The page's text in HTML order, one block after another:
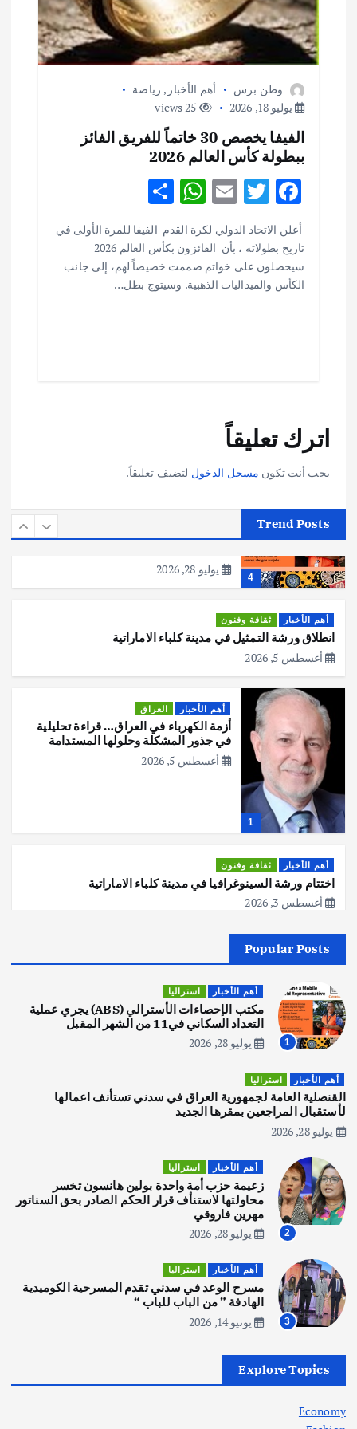
وطن برس أهم الأخبار , رياضة
يوليو 18, 2026
الفيفا يخصص 30 خاتماً للفريق الفائز
ببطولة كأس العالم 2026
F
ac
e
b
o
T
w
it
te
r
E
m
ai
l
W
at
s
A
S
h
ar
e
أعلن الاتحاد الدولي لكرة القدم الفيفا للمرة الأولى في
تاريخ بطولاته ، بأن الفائزون بكأس العالم 2026
سيحصلون على خواتم صممت خصيصاً لهم، إلى جانب
الكأس والميداليات الذهبية. وسيتوج بطل…
اترك تعليقاً
يجب أنت تكون مسجل الدخول لتضيف تعليقاً.
Trend Posts
أهم الأخبار ثقافة وفنون
اختتام ورشة السينوغرافيا في مدينة كلباء الاماراتية
أغسطس 3, 2026
هوي آن… مدينة الفوانيس وسحر التاريخ
4
مكتب الإحصاءات الأسترالي (ABS) يجري
عملية التعداد السكاني في11 من الشهر
يوليو 28, 2026
أهم الأخبار ثقافة وفنون
انطلاق ورشة التمثيل في مدينة كلباء الاماراتية
أغسطس 5, 2026
1
أهم الأخبار العراق
أزمة الكهرباء في العراق… قراءة تحليلية
في جذور المشكلة وحلولها المستدامة
أغسطس 5, 2026
أهم الأخبار ثقافة وفنون
اختتام ورشة السينوغرافيا في مدينة كلباء الاماراتية
أغسطس 3, 2026
2
اصبح بطلاً لأستراليا بلعبة كمال الاجسام
يوليو 30, 2026
3
يوليو 30, 2026
4
المقبل
يوليو 28, 2026
أهم الأخبار ثقافة وفنون
انطلاق ورشة التمثيل في مدينة كلباء الاماراتية
أغسطس 5, 2026
في جذور المشكلة وحلولها المستدامة
Popular Posts
1
أهم الأخبار استراليا
مكتب الإحصاءات الأسترالي (ABS) يجري عملية
التعداد السكاني في11 من الشهر المقبل
يوليو 28, 2026
أهم الأخبار استراليا
القنصلية العامة لجمهورية العراق في سدني تستأنف اعمالها
لأستقبال المراجعين بمقرها الجديد
يوليو 28, 2026
2
أهم الأخبار استراليا
زعيمة حزب أمة واحدة بولين هانسون تخسر
محاولتها لاستنأف قرار الحكم الصادر بحق السناتور
مهرين فاروقي
يوليو 28, 2026
3
أهم الأخبار استراليا
مسرح الوعد في سدني تقدم المسرحية الكوميدية
الهادفة ” من الباب للباب “
يونيو 14, 2026
Explore Topics
Economy